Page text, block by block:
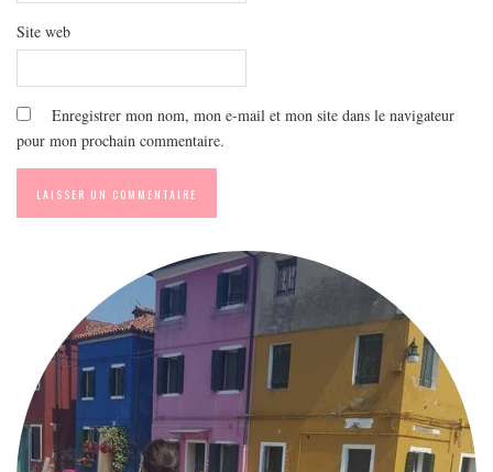
Site web
Enregistrer mon nom, mon e-mail et mon site dans le navigateur
pour mon prochain commentaire.